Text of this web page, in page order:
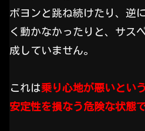
ボヨンと跳ね続けたり、逆
く動かなかったりと、サス
成していません。
これは乗り心地が悪いとい
安定性を損なう危険な状態で